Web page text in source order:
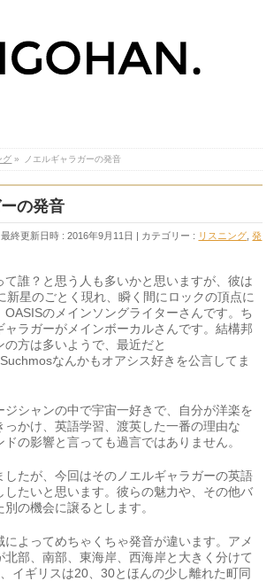
グ » ノエルギャラガーの発音
の発音
最終更新日時 : 2016年9月11日 カテゴリー : リスニング ,発
て誰？と思う人も多いかと思いますが、彼は
新星のごとく現れ、瞬く間にロックの頂点に
OASISのメインソングライターさんです。ち
ャラガーがメインボーカルさんです。結構邦
方は多いようで、最近だと
なんかもオアシス好きを公言してま
ジシャンの中で宇宙一好きで、自分が洋楽を
っかけ、英語学習、渡英した一番の理由な
の影響と言っても過言ではありません。
したが、今回はそのノエルギャラガーの英語
したいと思います。彼らの魅力や、その他バ
の機会に譲るとします。
によってめちゃくちゃ発音が違います。アメ
北部、南部、東海岸、西海岸と大きく分けて
イギリスは20、30とほんの少し離れた町同